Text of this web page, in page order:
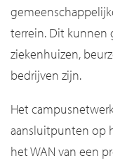
terrein. Dit kunnen
ziekenhuizen,
bedrijven zijn.
Het
aansluitpunten op
het WAN van een